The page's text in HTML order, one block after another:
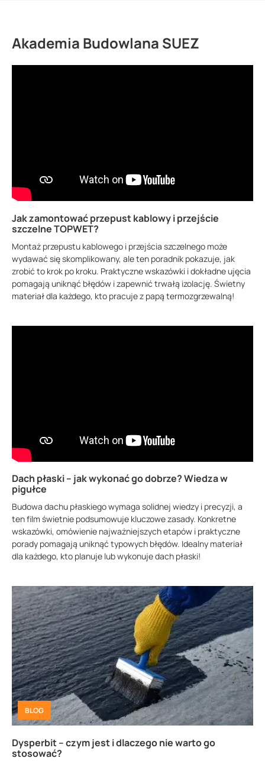
Akademia Budowlana SUEZ
Jak zamontować przepust kablowy i przejście
szczelne TOPWET?
Montaż przepustu kablowego i przejścia szczelnego może
wydawać się skomplikowany, ale ten poradnik pokazuje, jak
zrobić to krok po kroku. Praktyczne wskazówki i dokładne ujęcia
pomagają uniknąć błędów i zapewnić trwałą izolację. Świetny
materiał dla każdego, kto pracuje z papą termozgrzewalną!
Dach płaski – jak wykonać go dobrze? Wiedza w
pigułce
Budowa dachu płaskiego wymaga solidnej wiedzy i precyzji, a
ten film świetnie podsumowuje kluczowe zasady. Konkretne
wskazówki, omówienie najważniejszych etapów i praktyczne
porady pomagają uniknąć typowych błędów. Idealny materiał
dla każdego, kto planuje lub wykonuje dach płaski!
BLOG
Dysperbit – czym jest i dlaczego nie warto go
stosować?